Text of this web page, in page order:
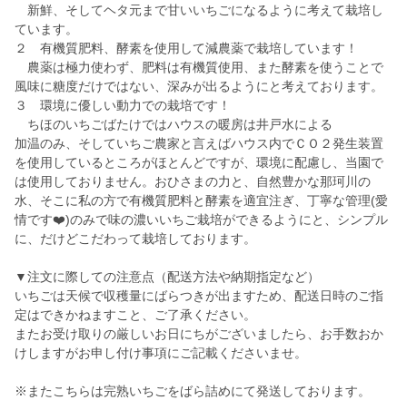
新鮮、そしてヘタ元まで甘いいちごになるように考えて栽培し
ています。
２ 有機質肥料、酵素を使用して減農薬で栽培しています！
農薬は極力使わず、肥料は有機質使用、また酵素を使うことで
風味に糖度だけではない、深みが出るようにと考えております。
３ 環境に優しい動力での栽培です！
ちほのいちごばたけではハウスの暖房は井戸水による
加温のみ、そしていちご農家と言えばハウス内でＣＯ２発生装置
を使用しているところがほとんどですが、環境に配慮し、当園で
は使用しておりません。おひさまの力と、自然豊かな那珂川の
水、そこに私の方で有機質肥料と酵素を適宜注ぎ、丁寧な管理(愛
情です❤️)のみで味の濃いいちご栽培ができるようにと、シンプル
に、だけどこだわって栽培しております。
▼注文に際しての注意点（配送方法や納期指定など）
いちごは天候で収穫量にばらつきが出ますため、配送日時のご指
定はできかねますこと、ご了承ください。
またお受け取りの厳しいお日にちがございましたら、お手数おか
けしますがお申し付け事項にご記載くださいませ。
※またこちらは完熟いちごをばら詰めにて発送しております。